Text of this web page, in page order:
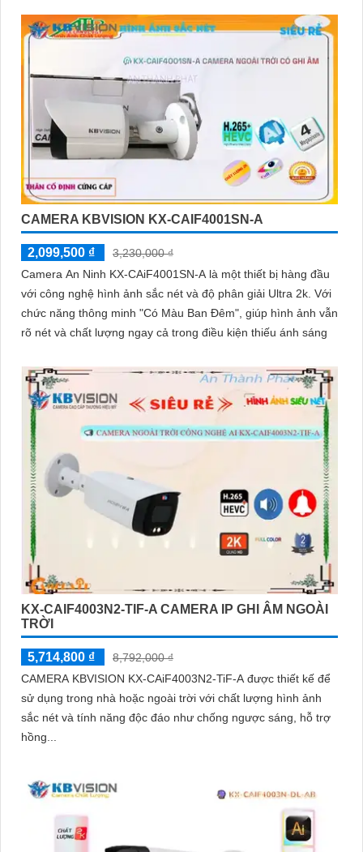
CAMERA KBVISION KX-CAIF4001SN-A
2,099,500 ₫
3,230,000 ₫
Camera An Ninh KX-CAiF4001SN-A là một thiết bị hàng đầu
với công nghệ hình ảnh sắc nét và độ phân giải Ultra 2k. Với
chức năng thông minh "Có Màu Ban Đêm", giúp hình ảnh vẫn
rõ nét và chất lượng ngay cả trong điều kiện thiếu ánh sáng
KX-CAIF4003N2-TIF-A CAMERA IP GHI ÂM NGOÀI
TRỜI
5,714,800 ₫
8,792,000 ₫
CAMERA KBVISION KX-CAiF4003N2-TiF-A được thiết kế để
sử dụng trong nhà hoặc ngoài trời với chất lượng hình ảnh
sắc nét và tính năng độc đáo như chống ngược sáng, hỗ trợ
hồng...